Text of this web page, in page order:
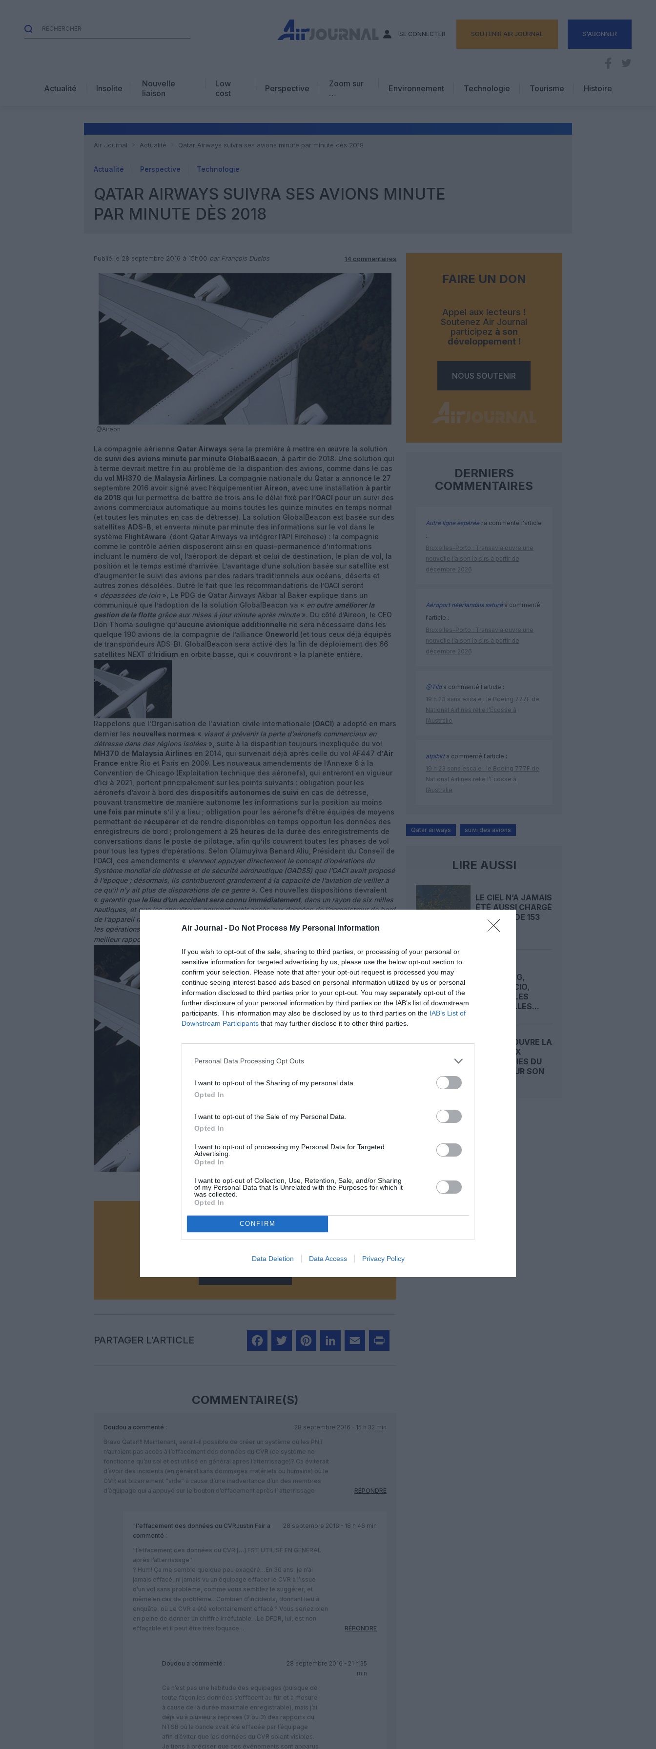
Air Journal - Do Not Process My Personal Information
If you wish to opt-out of the sale, sharing to third parties, or processing of your personal or
sensitive information for targeted advertising by us, please use the below opt-out section to
confirm your selection. Please note that after your opt-out request is processed you may
continue seeing interest-based ads based on personal information utilized by us or personal
information disclosed to third parties prior to your opt-out. You may separately opt-out of the
further disclosure of your personal information by third parties on the IAB’s list of downstream
participants. This information may also be disclosed by us to third parties on the IAB’s List of
Downstream Participants that may further disclose it to other third parties.
Personal Data Processing Opt Outs
I want to opt-out of the Sharing of my personal data.
Opted In
I want to opt-out of the Sale of my Personal Data.
Opted In
I want to opt-out of processing my Personal Data for Targeted
Advertising.
Opted In
I want to opt-out of Collection, Use, Retention, Sale, and/or Sharing
of my Personal Data that Is Unrelated with the Purposes for which it
was collected.
Opted In
CONFIRM
Data Deletion Data Access Privacy Policy
SE CONNECTER SOUTENIR AIR JOURNAL S'ABONNER
Actualité Insolite
Nouvelle
liaison
Low
cost
Perspective
Zoom sur
…
Avis d’expert
Environnement Technologie
Tourisme
Hôtellerie
Histoire
Air Journal Actualité Qatar Airways suivra ses avions minute par minute dès 2018
Actualité Perspective Technologie
QATAR AIRWAYS SUIVRA SES AVIONS MINUTE
PAR MINUTE DÈS 2018
Publié le 28 septembre 2016 à 15h00 par François Duclos 14 commentaires
@Aireon
La compagnie aérienne Qatar Airways sera la première à mettre en œuvre la solution
de suivi des avions minute par minute GlobalBeacon , à partir de 2018. Une solution qui
à terme devrait mettre fin au problème de la disparition des avions, comme dans le cas
du vol MH370 de Malaysia Airlines. La compagnie nationale du Qatar a annoncé le 27
septembre 2016 avoir signé avec l’équipementier Aireon , avec une installation à partir
de 2018 qui lui permettra de battre de trois ans le délai fixé par l’OACI pour un suivi des
avions commerciaux automatique au moins toutes les quinze minutes en temps normal
(et toutes les minutes en cas de détresse). La solution GlobalBeacon est basée sur des
satellites ADS-B , et enverra minute par minute des informations sur le vol dans le
système FlightAware (dont Qatar Airways va intégrer l’API Firehose) : la compagnie
comme le contrôle aérien disposeront ainsi en quasi-permanence d’informations
incluant le numéro de vol, l’aéroport de départ et celui de destination, le plan de vol, la
position et le temps estimé d’arrivée. L’avantage d’une solution basée sur satellite est
d’augmenter le suivi des avions par des radars traditionnels aux océans, déserts et
autres zones désolées. Outre le fait que les recommandations de l’OACI seront
« dépassées de loin», Le PDG de Qatar Airways Akbar al Baker explique dans un
communiqué que l’adoption de la solution GlobalBeacon va « en outre améliorer la
gestion de la flottegrâce aux mises à jour minute après minute». Du côté d’Aireon, le CEO
Don Thoma souligne qu’aucune avionique additionnelle ne sera nécessaire dans les
quelque 190 avions de la compagnie de l’alliance Oneworld (et tous ceux déjà équipés
de transpondeurs ADS-B). GlobalBeacon sera activé dès la fin de déploiement des 66
satellites NEXT d’Iridium en orbite basse, qui « couvriront » la planète entière.
Rappelons que l'Organisation de l'aviation civile internationale (OACI) a adopté en mars
dernier les nouvelles normes « visant à prévenir la perte d’aéronefs commerciaux en
détresse dans des régions isolées », suite à la disparition toujours inexpliquée du vol
MH370 de Malaysia Airlines en 2014, qui survenait déjà après celle du vol AF447 d’Air
France entre Rio et Paris en 2009. Les nouveaux amendements de l’Annexe 6 à la
Convention de Chicago (Exploitation technique des aéronefs), qui entreront en vigueur
d’ici à 2021, portent principalement sur les points suivants : obligation pour les
aéronefs d’avoir à bord des dispositifs autonomes de suivi en cas de détresse,
pouvant transmettre de manière autonome les informations sur la position au moins
une fois par minute s’il y a lieu ; obligation pour les aéronefs d’être équipés de moyens
permettant de récupérer et de rendre disponibles en temps opportun les données des
enregistreurs de bord ; prolongement à 25 heures de la durée des enregistrements de
conversations dans le poste de pilotage, afin qu’ils couvrent toutes les phases de vol
pour tous les types d’opérations. Selon Olumuyiwa Benard Aliu, Président du Conseil de
l’OACI, ces amendements « viennent appuyer directement le concept d’opérations du
Système mondial de détresse et de sécurité aéronautique (GADSS) que l’OACI avait proposé
à l’époque ; désormais, ils contribueront grandement à la capacité de l’aviation de veiller à
ce qu’il n’y ait plus de disparations de ce genre». Ces nouvelles dispositions devraient
« garantir que le lieu d’un accident sera connu immédiatement, dans un rayon de six milles
nautiques, et que les enquêteurs pourront avoir accès aux données de l’enregistreur de bord
de l’appareil rapidement et de manière fiable
les opérations de recherche et sauvetage s’en trouveront ainsi largement améliorées et d’un
meilleur rapport coût-efficacité
Vous avez apprécié l’article ?
Soutenez-nous, faites un don !
PARTAGER L'ARTICLE
COMMENTAIRE(S)
Doudou a commenté :
28 septembre 2016 - 15 h 32 min
Bravo Qatar!!! Maintenant, serait-il possible de créer un système où les PNT
n’auraient pas accès à l’effacement des données du CVR (ce système ne
fonctionne qu’au sol et est utilisé en général apres l’atterrissage)? Ca éviterait
d’avoir des incidents (en général sans dommages matériels ou humains) où le
CVR est bizarrement “vide” à cause d’une inadvertance d’un des membres
d’équipage qui a appuyé sur le bouton d’effacement après l’ atterrissage
RÉPONDRE
"l'effacement des données du CVRJustin Fair a
commenté :
28 septembre 2016 - 18 h 46 min
“l’effacement des données du CVR […] EST UTILISÉ EN GÉNÉRAL
après l’atterrissage”
? Hum! Ça me semble quelque peu exagéré…En 30 ans, je n’ai
jamais effacé, ni jamais vu un équipage effacer le CVR à l’issue
d’un vol sans problème, comme vous semblez le suggérer; et
même en cas de problème…Combien d’incidents, donnant lieu à
enquête, où Le CVR a été volontairement effacé.? Vous seriez bien
en peine de donner un chiffre irréfutable…Le DFDR, lui, est non
effaçable et il peut être très loquace…
RÉPONDRE
Doudou a commenté :
28 septembre 2016 - 21 h 35
min
Ca n’est pas une habitude des equipages (puisque de
toute façon les données s’effacent au fur et à mesure
à cause de la durée maximale enregistrable), mais j’ai
déjà vu à plusieurs reprises (2 ou 3) des rapports du
NTSB où la bande avait été effacée par l’équipage
afin d’éviter que les données du CVR soient visibles.
Je tiens à préciser que ces événements sont apparus
FAIRE UN DON
Appel aux lecteurs !
Soutenez Air Journal
participez à son
développement !
NOUS SOUTENIR
DERNIERS
COMMENTAIRES
Autre ligne espérée :a commenté l'article
:
Bruxelles–Porto : Transavia ouvre une
nouvelle liaison loisirs à partir de
décembre 2026
Aéroport néerlandais saturéa commenté
l'article :
Bruxelles–Porto : Transavia ouvre une
nouvelle liaison loisirs à partir de
décembre 2026
@Tiloa commenté l'article :
19 h 23 sans escale : le Boeing 777F de
National Airlines relie l’Écosse à
l’Australie
atplhkta commenté l'article :
19 h 23 sans escale : le Boeing 777F de
National Airlines relie l’Écosse à
l’Australie
Qatar airways suivi des avions
LIRE AUSSI
LE CIEL N’A JAMAIS
ÉTÉ AUSSI CHARGÉ
: RECORD DE 153
359...
HAMBOURG,
MOGADISCIO,
VENISE… LES
TREIZE VILLES...
CONDOR OUVRE LA
PORTE AUX
COMPAGNIES DU
GOLFE POUR SON